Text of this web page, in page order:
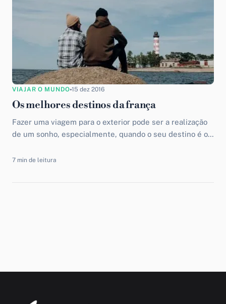
VIAJAR O MUNDO 15 dez 2016
Os melhores destinos da frança
Fazer uma viagem para o exterior pode ser a realização
de um sonho, especialmente, quando o seu destino é o
7 min de leitura